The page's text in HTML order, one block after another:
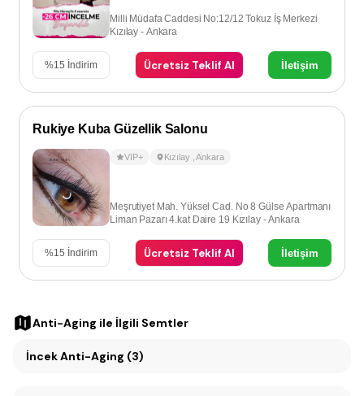
Milli Müdafa Caddesi No:12/12 Tokuz İş Merkezi
Kızılay - Ankara
%15 İndirim Ücretsiz Teklif Al İletişim
Rukiye Kuba Güzellik Salonu
VIP+ Kızılay ,Ankara
Meşrutiyet Mah. Yüksel Cad. No 8 Gülse Apartmanı
Liman Pazarı 4.kat Daire 19 Kızılay - Ankara
%15 İndirim Ücretsiz Teklif Al İletişim
Anti-Aging ile İlgili Semtler
İncek Anti-Aging (3)